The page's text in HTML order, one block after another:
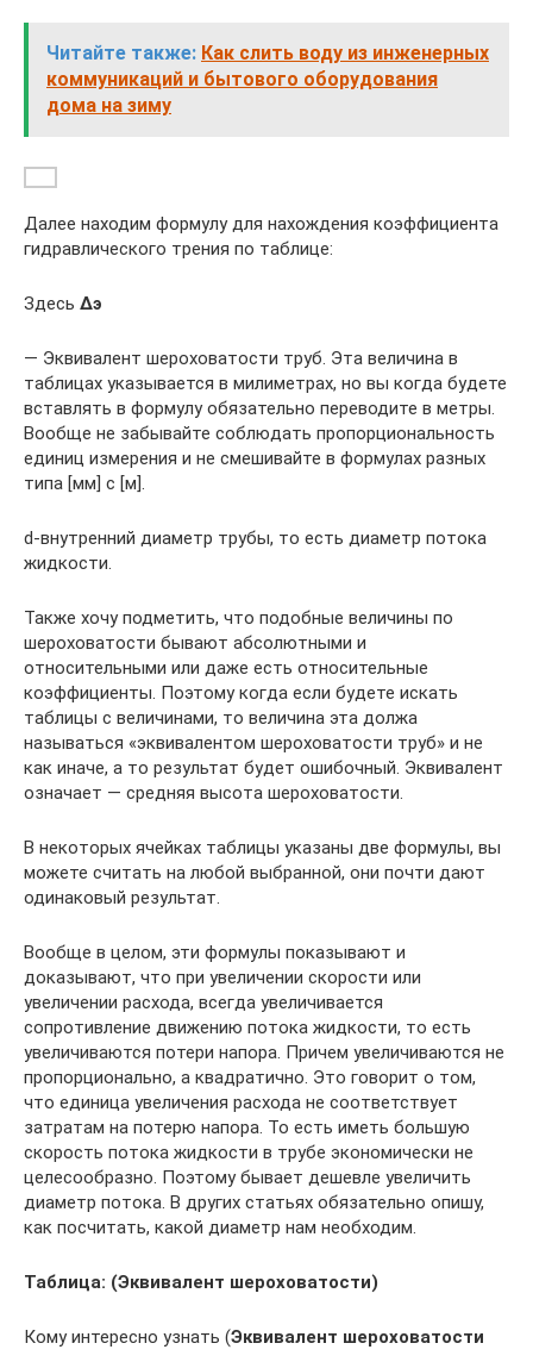
Читайте также: Как слить воду из инженерных
коммуникаций и бытового оборудования
дома на зиму
Далее находим формулу для нахождения коэффициента
гидравлического трения по таблице:
Здесь Δэ
— Эквивалент шероховатости труб. Эта величина в
таблицах указывается в милиметрах, но вы когда будете
вставлять в формулу обязательно переводите в метры.
Вообще не забывайте соблюдать пропорциональность
единиц измерения и не смешивайте в формулах разных
типа [мм] с [м].
d-внутренний диаметр трубы, то есть диаметр потока
жидкости.
Также хочу подметить, что подобные величины по
шероховатости бывают абсолютными и
относительными или даже есть относительные
коэффициенты. Поэтому когда если будете искать
таблицы с величинами, то величина эта должа
называться «эквивалентом шероховатости труб» и не
как иначе, а то результат будет ошибочный. Эквивалент
означает — средняя высота шероховатости.
В некоторых ячейках таблицы указаны две формулы, вы
можете считать на любой выбранной, они почти дают
одинаковый результат.
Вообще в целом, эти формулы показывают и
доказывают, что при увеличении скорости или
увеличении расхода, всегда увеличивается
сопротивление движению потока жидкости, то есть
увеличиваются потери напора. Причем увеличиваются не
пропорционально, а квадратично. Это говорит о том,
что единица увеличения расхода не соответствует
затратам на потерю напора. То есть иметь большую
скорость потока жидкости в трубе экономически не
целесообразно. Поэтому бывает дешевле увеличить
диаметр потока. В других статьях обязательно опишу,
как посчитать, какой диаметр нам необходим.
Таблица: (Эквивалент шероховатости)
Кому интересно узнать (Эквивалент шероховатости